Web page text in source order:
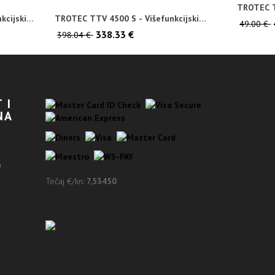
TROTEC TTV 4500 S - Višefunkcijski
398.04 € 338.33 €
TROTEC
49.00 €
I
Tečaj €/kn: 7,53450